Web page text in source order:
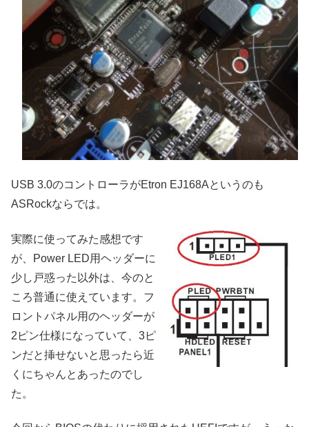
USB 3.0のコントローラがEtron EJ168Aというのも
ASRockならでは。
実際に使ってみた感想です
が、Power LED用ヘッダーに
少し戸惑った以外は、今のと
ころ普通に使えています。フ
ロントパネル用のヘッダーが
2ピン仕様になっていて、3ピ
ンだと挿せないと思ったら近
くにちゃんとあったのでし
た。